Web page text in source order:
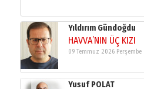
Yıldırım Gündoğdu
HAVVA’NIN ÜÇ KIZI
09 Temmuz 2026 Perşembe
Yusuf POLAT